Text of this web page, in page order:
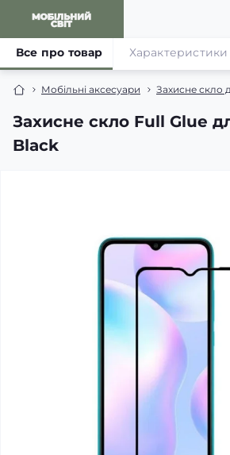
Мобільні аксесуари Захисне скло
Захисне скло Full Glue
Black
Все про товар Характеристики